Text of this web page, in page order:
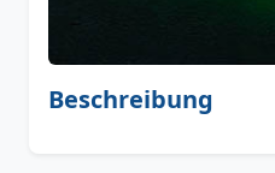
Beschreibung